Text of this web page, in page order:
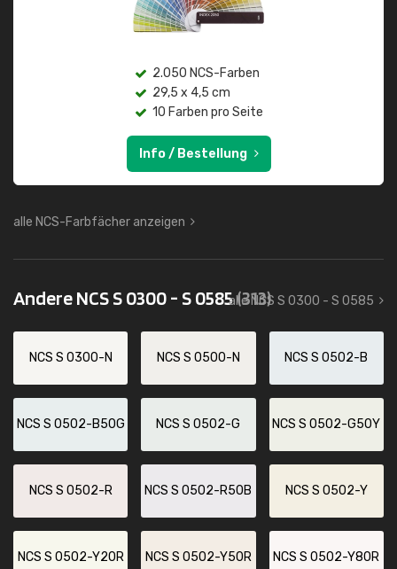
2.050 NCS-Farben
29,5 x 4,5 cm
10 Farben pro Seite
Info / Bestellung
alle NCS-Farbfächer anzeigen
Andere NCS S 0300 - S 0585(313)
alle NCS S 0300 - S 0585
NCS S 0300-N NCS S 0500-N NCS S 0502-B
NCS S 0502-B50G NCS S 0502-G NCS S 0502-G50Y
NCS S 0502-R NCS S 0502-R50B NCS S 0502-Y
NCS S 0502-Y20R NCS S 0502-Y50R NCS S 0502-Y80R